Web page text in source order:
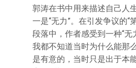
郭涛在书中用来描述自己人
一是“无力”。在引发争议的“
段落中，作者感受到一种“无
我都不知道当时为什么能那
是有意的，当时只是出于本